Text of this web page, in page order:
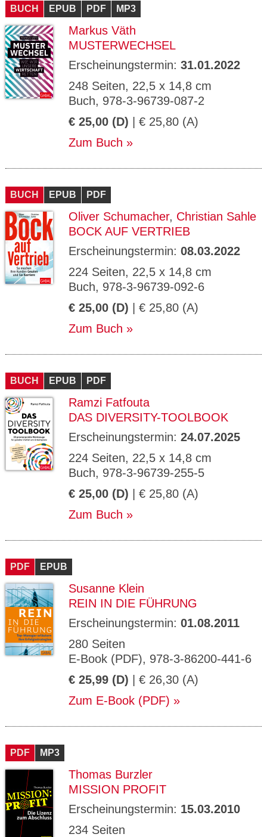
BUCH EPUB PDF MP3
Markus Väth
MUSTERWECHSEL
Erscheinungstermin: 31.01.2022
248 Seiten, 22,5 x 14,8 cm
Buch, 978-3-96739-087-2
€ 25,00 (D) | € 25,80 (A)
Zum Buch
BUCH EPUB PDF
Oliver Schumacher, Christian Sahle
BOCK AUF VERTRIEB
Erscheinungstermin: 08.03.2022
224 Seiten, 22,5 x 14,8 cm
Buch, 978-3-96739-092-6
€ 25,00 (D) | € 25,80 (A)
Zum Buch
BUCH EPUB PDF
Ramzi Fatfouta
DAS DIVERSITY-TOOLBOOK
Erscheinungstermin: 24.07.2025
224 Seiten, 22,5 x 14,8 cm
Buch, 978-3-96739-255-5
€ 25,00 (D) | € 25,80 (A)
Zum Buch
PDF EPUB
Susanne Klein
REIN IN DIE FÜHRUNG
Erscheinungstermin: 01.08.2011
280 Seiten
E-Book (PDF), 978-3-86200-441-6
€ 25,99 (D) | € 26,30 (A)
Zum E-Book (PDF)
PDF MP3
Thomas Burzler
MISSION PROFIT
Erscheinungstermin: 15.03.2010
234 Seiten